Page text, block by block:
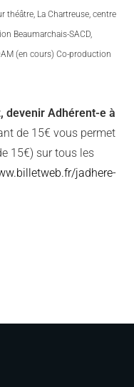
théâtre, La Chartreuse, centre
Beaumarchais-SACD,
(en cours) Co-production
devenir Adhérent-e à
de 15€ vous permet
15€) sur tous les
jadhere-